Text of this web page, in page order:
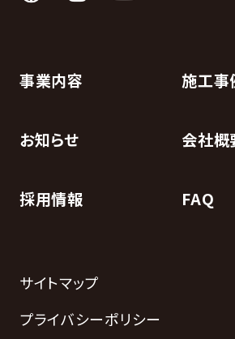
事業内容 施工事
お知らせ 会社概
採用情報 FAQ
サイトマップ
プライバシーポリシー